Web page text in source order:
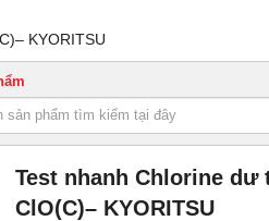
KYORITSU
Test nhanh Chlorine dư
ClO(C)– KYORITSU